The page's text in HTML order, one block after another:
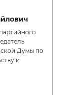
Думы по
и